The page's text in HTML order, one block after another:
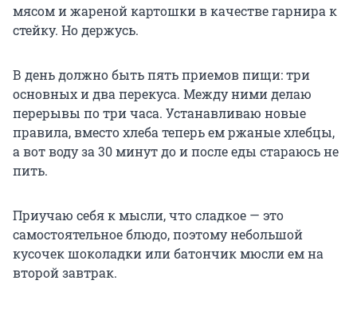
мясом и жареной картошки в качестве гарнира к
стейку. Но держусь.
В день должно быть пять приемов пищи: три
основных и два перекуса. Между ними делаю
перерывы по три часа. Устанавливаю новые
правила, вместо хлеба теперь ем ржаные хлебцы,
а вот воду за 30 минут до и после еды стараюсь не
пить.
Приучаю себя к мысли, что сладкое — это
самостоятельное блюдо, поэтому небольшой
кусочек шоколадки или батончик мюсли ем на
второй завтрак.